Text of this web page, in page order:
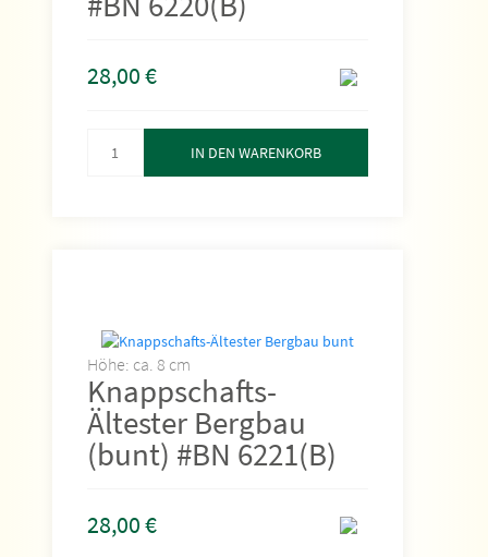
28,00€
IN DEN WARENKORB
Höhe: ca. 8 cm
Knappschafts-
Ältester Bergbau
(bunt) #BN 6221(B)
28,00€